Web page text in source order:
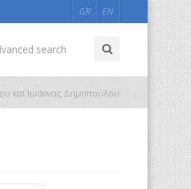
GR EN
search
και Ιωάννας Δημοπούλου